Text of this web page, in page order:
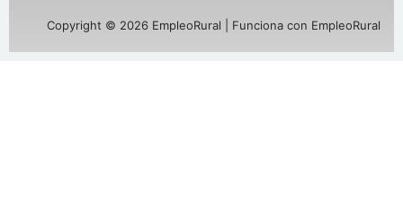
Copyright © 2026 EmpleoRural | Funciona con EmpleoRural